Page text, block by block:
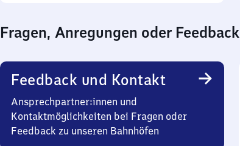
Fragen, Anregungen oder Feedback
Feedback und Kontakt
Ansprechpartner:innen und
Kontaktmöglichkeiten bei Fragen oder
Feedback zu unseren Bahnhöfen